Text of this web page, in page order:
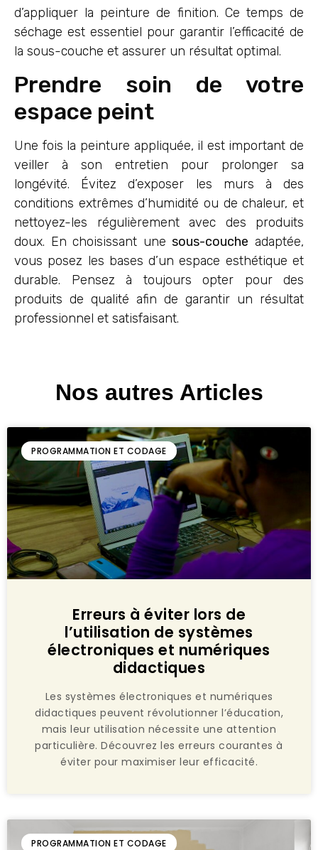
d’appliquer la peinture de finition. Ce temps de
séchage est essentiel pour garantir l’efficacité de
la sous-couche et assurer un résultat optimal.
Prendre soin de votre
espace peint
Une fois la peinture appliquée, il est important de
veiller à son entretien pour prolonger sa
longévité. Évitez d’exposer les murs à des
conditions extrêmes d’humidité ou de chaleur, et
nettoyez-les régulièrement avec des produits
doux. En choisissant unesous-couche adaptée,
vous posez les bases d’un espace esthétique et
durable. Pensez à toujours opter pour des
produits de qualité afin de garantir un résultat
professionnel et satisfaisant.
Nos autres Articles
PROGRAMMATION ET CODAGE
Erreurs à éviter lors de
l’utilisation de systèmes
électroniques et numériques
didactiques
Les systèmes électroniques et numériques
didactiques peuvent révolutionner l’éducation,
mais leur utilisation nécessite une attention
particulière. Découvrez les erreurs courantes à
éviter pour maximiser leur efficacité.
PROGRAMMATION ET CODAGE